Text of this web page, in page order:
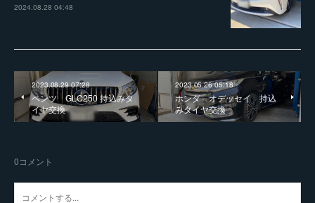
2024.08.28 04:48
2023.08.29 07:28
ベンツ GLC250 持込みタ
イヤ交換
2023.05.26 05:18
ホンダ オデッセイ 持込
みタイヤ交換
0コメント